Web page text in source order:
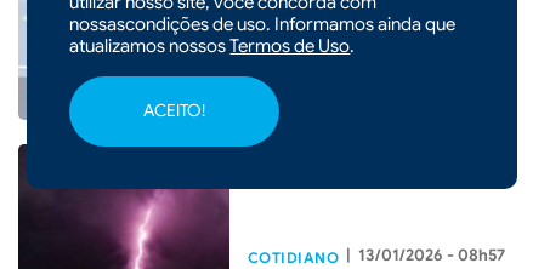
nossascondições de uso. Informamos ainda que
atualizamos nossosTermos de Uso.
ACEITO!
consumo de energia
COTIDIANO | 13/01/2026 - 08h57